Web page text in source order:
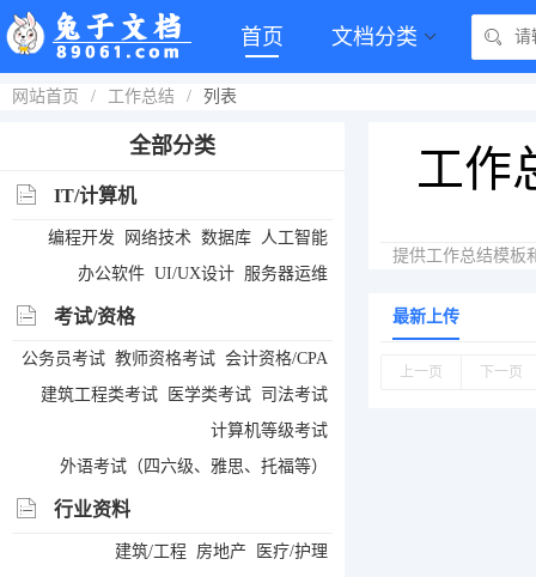
首页 文档分类
网站首页 / 工作总结 / 列表
全部分类
IT/计算机
编程开发 网络技术 数据库 人工智能
办公软件 UI/UX设计 服务器运维
考试/资格
公务员考试 教师资格考试 会计资格/CPA
建筑工程类考试
医学类考试 司法考试
计算机等级考试
外语考试（四六级、雅思、托福等）
行业资料
建筑/工程 房地产
医疗/护理
工作
提供工作总结模板
最新上传
上一页 下一页